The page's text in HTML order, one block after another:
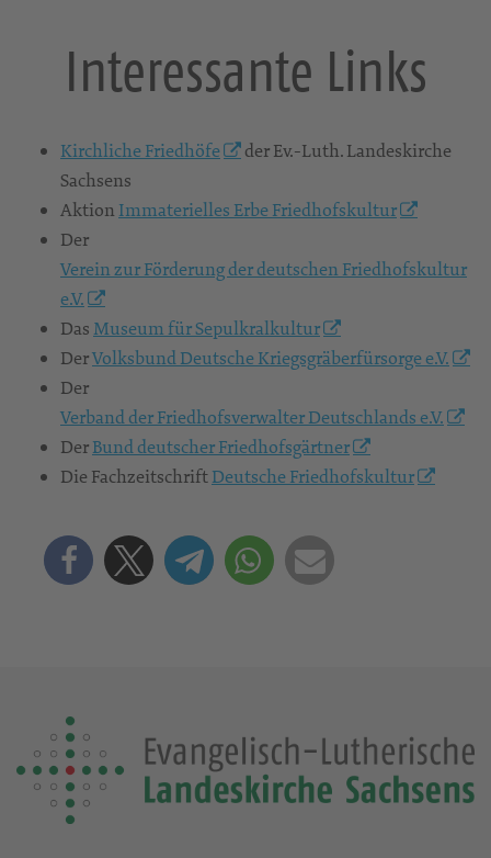
Interessante Links
Kirchliche Friedhöfe
der Ev.-Luth. Landeskirche
Sachsens
Aktion Immaterielles Erbe Friedhofskultur
Der
Verein zur Förderung der deutschen Friedhofskultur
e.V.
DasMuseum für Sepulkralkultur
DerVolksbund Deutsche Kriegsgräberfürsorge e.V.
Der
Verband der Friedhofsverwalter Deutschlands e.V.
DerBund deutscher Friedhofsgärtner
Die FachzeitschriftDeutsche Friedhofskultur